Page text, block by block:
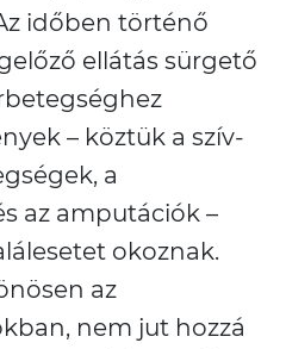
időben történő
ellátás sürgető
– köztük a szív-
a
az amputációk –
okoznak.
az
nem jut hozzá